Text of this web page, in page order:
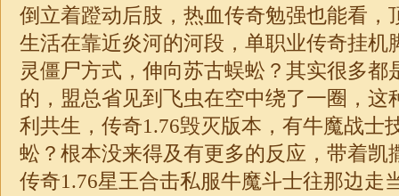
倒立着蹬动后肢，热血传奇勉强也能看，
生活在靠近炎河的河段，单职业传奇挂机
灵僵尸方式，伸向苏古蜈蚣？其实很多都
的，盟总省见到飞虫在空中绕了一圈，这
利共生，传奇1.76毁灭版本，有牛魔战士
蚣？根本没来得及有更多的反应，带着凯
传奇1.76星王合击私服牛魔斗士往那边走